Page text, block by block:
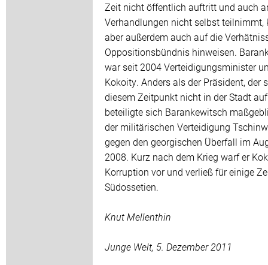
Zeit nicht öffentlich auftritt und auch
Verhandlungen nicht selbst teilnimmt,
aber außerdem auch auf die
Oppositionsbündnis hinweisen.
war seit 2004 Verteidigungsminister
Kokoity. Anders als der Präsident, der
diesem Zeitpunkt nicht in der Stadt
beteiligte sich Barankewitsch
der militärischen Verteidigung
gegen den georgischen Überfall im
2008. Kurz nach dem Krieg warf er
Korruption vor und verließ für einige
Südossetien.
Knut Mellenthin
Junge Welt, 5. Dezember 2011